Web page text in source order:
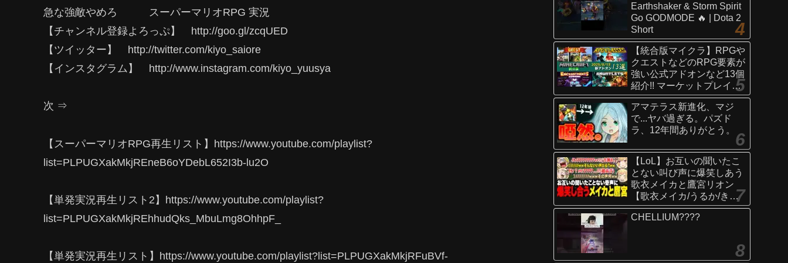
急な強敵やめろ スーパーマリオRPG 実況
【チャンネル登録よろっぷ】 http://goo.gl/zcqUED
【ツイッター】 http://twitter.com/kiyo_saiore
【インスタグラム】 http://www.instagram.com/kiyo_yuusya
次 ⇒
【スーパーマリオRPG再生リスト】https://www.youtube.com/playlist?
list=PLPUGXakMkjREneB6oYDebL652I3b-lu2O
【単発実況再生リスト2】https://www.youtube.com/playlist?
list=PLPUGXakMkjREhhudQks_MbuLmg8OhhpF_
【単発実況再生リスト】https://www.youtube.com/playlist?list=PLPUGXakMkjRFuBVf-
Earthshaker & Storm Spirit
Go GODMODE 🔥 | Dota 2
Short
【統合版マイクラ】RPGや
クエストなどのRPG要素が
強い公式アドオンなど13個
紹介!! マーケットプレイス
情報
【Switch/Win10/PE/PS/Xb
ox】
アマテラス新進化、マジ
で...ヤバ過ぎる。パズド
ラ、12年間ありがとう。
【LoL】お互いの聞いたこ
とない叫び声に爆笑しあう
歌衣メイカと鷹宮リオン
【歌衣メイカ/うるか/きな
こ/ありさか/鷹宮リオン】
CHELLIUM????